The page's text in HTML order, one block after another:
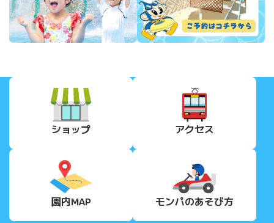
ショップ アクセス
園内MAP モンパのあそび方